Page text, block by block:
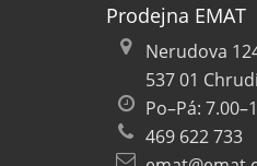
Prodejna EMAT
Nerudova
537 01
Po–Pá:
469 622 733